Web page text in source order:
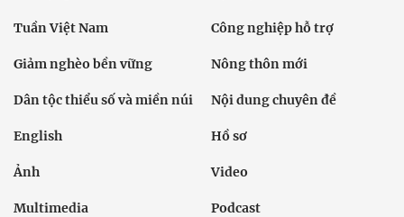
Tuần Việt Nam Công nghiệp hỗ trợ
Giảm nghèo bền vững Nông thôn mới
Dân tộc thiểu số và miền núi Nội dung chuyên đề
English Hồ sơ
Ảnh Video
Multimedia Podcast